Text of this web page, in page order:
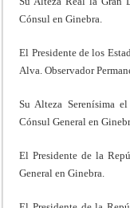
Cónsul en Ginebra.
El Presidente de los
Alva. Observador
Su Alteza Serenísima
Cónsul General en
El Presidente de la
General en Ginebra.